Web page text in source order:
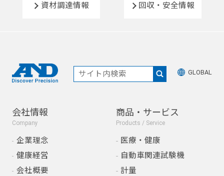
資材調達情報 回収・安全情報
GLOBAL
会社情報
Company
企業理念
健康経営
会社概要
商品・サービス
Products / Service
医療・健康
自動車関連試験機
計量